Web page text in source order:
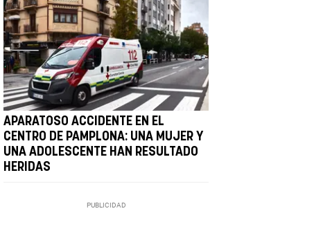
APARATOSO ACCIDENTE EN EL
CENTRO DE PAMPLONA: UNA MUJER Y
UNA ADOLESCENTE HAN RESULTADO
HERIDAS